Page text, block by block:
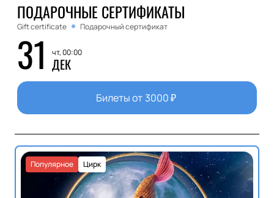
ПОДАРОЧНЫЕ СЕРТИФИКАТЫ
Gift certificate Подарочный сертификат
31 чт, 00:00
ДЕК
Билеты от 3000₽
Цирк
Популярное